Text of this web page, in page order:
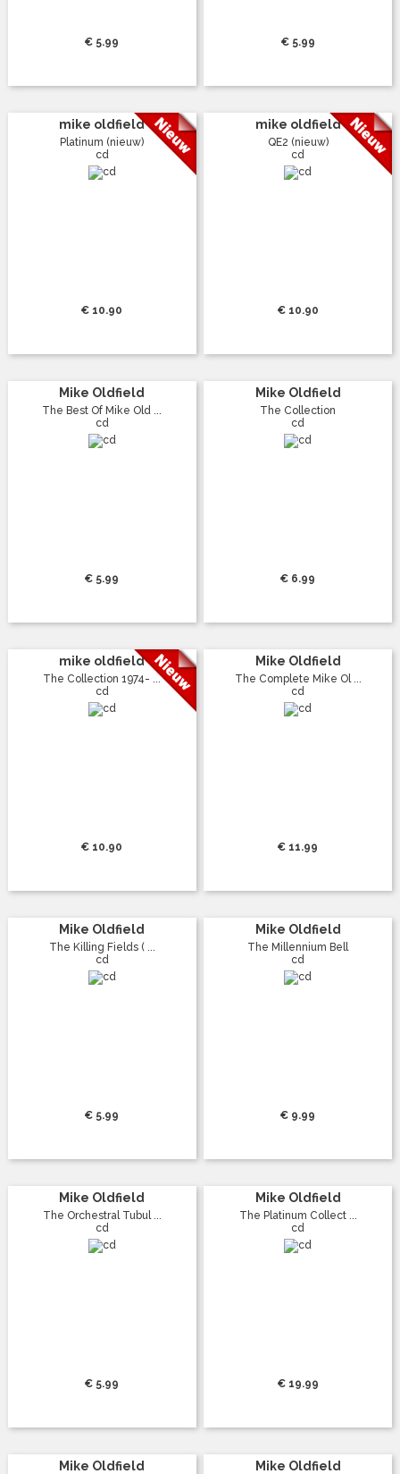
€ 5.99 € 5.99
mike oldfield
Platinum (nieuw)
cd
€ 10.90
mike oldfield
QE2 (nieuw)
cd
€ 10.90
Mike Oldfield
The Best Of Mike Old ...
cd
€ 5.99
Mike Oldfield
The Collection
cd
€ 6.99
mike oldfield
The Collection 1974- ...
cd
€ 10.90
Mike Oldfield
The Complete Mike Ol ...
cd
€ 11.99
Mike Oldfield
The Killing Fields ( ...
cd
€ 5.99
Mike Oldfield
The Millennium Bell
cd
€ 9.99
Mike Oldfield
The Orchestral Tubul ...
cd
€ 5.99
Mike Oldfield
The Platinum Collect ...
cd
€ 19.99
Mike Oldfield Mike Oldfield